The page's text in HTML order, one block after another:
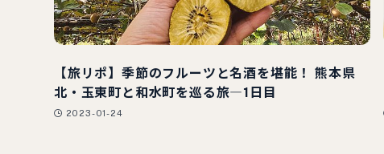
【旅リポ】季節のフルーツと名酒を堪能！ 熊本県
北・玉東町と和水町を巡る旅―1日目
2023-01-24